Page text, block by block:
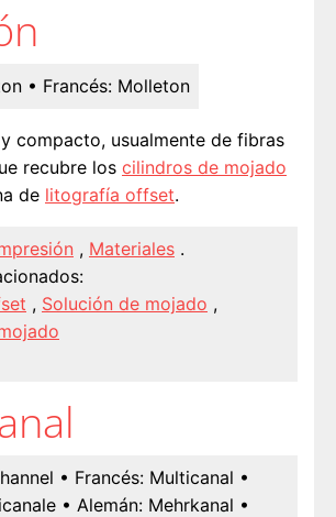
• Francés: Molleton
compacto, usualmente de fibras
recubre los cilindros de mojado
de litografía offset.
, Materiales .
, Solución de mojado ,
• Francés: Multicanal •
• Alemán: Mehrkanal •